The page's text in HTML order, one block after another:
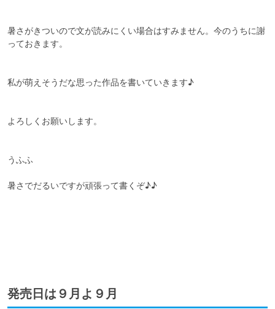
暑さがきついので文が読みにくい場合はすみません。今のうちに謝
っておきます。
私が萌えそうだな思った作品を書いていきます♪
よろしくお願いします。
うふふ
暑さでだるいですが頑張って書くぞ♪♪
発売日は９月よ９月